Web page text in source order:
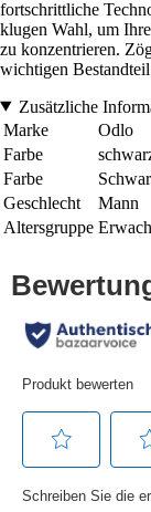
fortschrittliche
klugen Wahl, um
zu konzentrieren.
wichtigen
Zusätzliche
Marke
Odlo
Farbe
Farbe
Geschlecht
Mann
Altersgruppe